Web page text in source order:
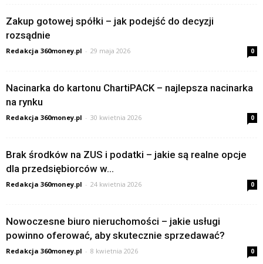
Zakup gotowej spółki – jak podejść do decyzji
rozsądnie
Redakcja 360money.pl - 29 maja 2026 0
Nacinarka do kartonu ChartiPACK – najlepsza nacinarka
na rynku
Redakcja 360money.pl - 30 kwietnia 2026 0
Brak środków na ZUS i podatki – jakie są realne opcje
dla przedsiębiorców w...
Redakcja 360money.pl - 24 kwietnia 2026 0
Nowoczesne biuro nieruchomości – jakie usługi
powinno oferować, aby skutecznie sprzedawać?
Redakcja 360money.pl - 8 kwietnia 2026 0